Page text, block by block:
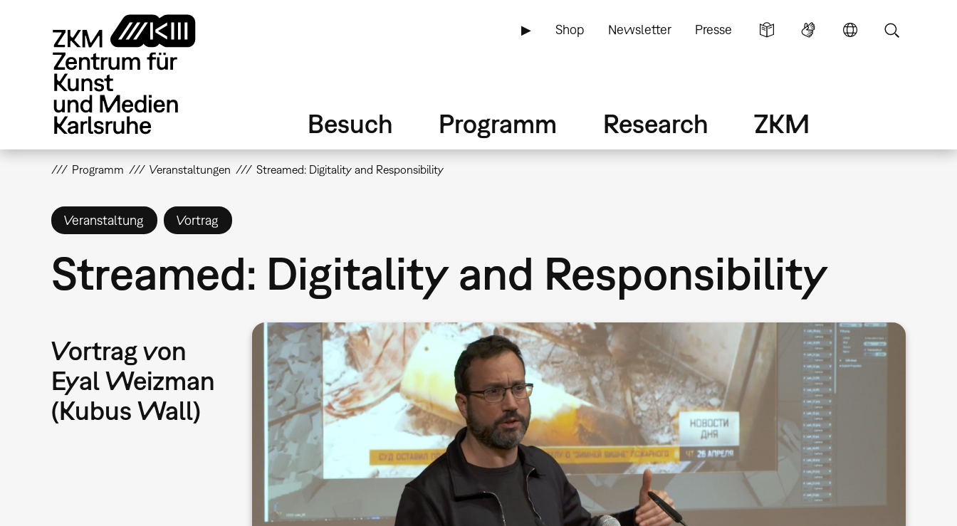
▶ Shop Newsletter Presse
Besuch Programm Research ZKM
Programm Veranstaltungen Streamed: Digitality and Responsibility
Veranstaltung Vortrag
Streamed: Digitality and Responsibility
Vortrag von
Eyal Weizman
(Kubus Wall)